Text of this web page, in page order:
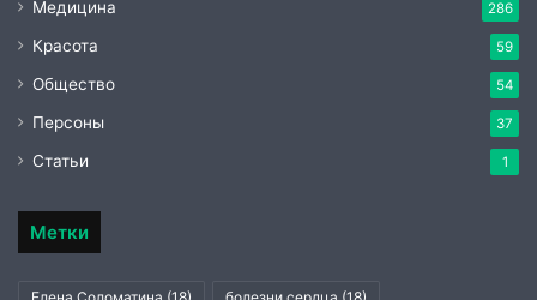
Медицина 286
Красота 59
Общество 54
Персоны 37
Статьи 1
Метки